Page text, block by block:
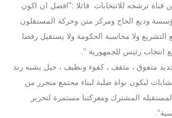
ترشحه للانتخابات قائلا :"افضل ان اكون
وديع الحاج ومركز متن وحركة المستقلون
التشريع ولا محاسبة الحكومة ولا يستقيل رفضا
انتخاب رئيس للجمهورية ".
متفوق ، مثقف ، كفوء ونظيف ، جيل يشبه رند
لنكون نواة صلبة لبناء مجتمع متحرر من
المشترك ومعركتنا مستمرة لتحرير